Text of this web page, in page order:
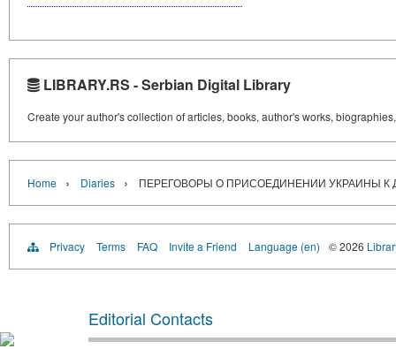
LIBRARY.RS - Serbian Digital Library
Create your author's collection of articles, books, author's works,
Home › Diaries › ПЕРЕГОВОРЫ О ПРИСОЕДИНЕНИИ УКРАИНЫ К
Privacy Terms FAQ Invite a Friend Language (en) © 2026
Editorial Contacts